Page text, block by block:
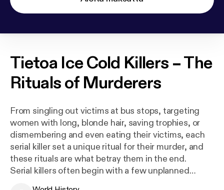
Tietoa Ice Cold Killers – The
Rituals of Murderers
From singling out victims at bus stops, targeting
women with long, blonde hair, saving trophies, or
dismembering and even eating their victims, each
serial killer set a unique ritual for their murder, and
these rituals are what betray them in the end.
Serial killers often begin with a few unplanned